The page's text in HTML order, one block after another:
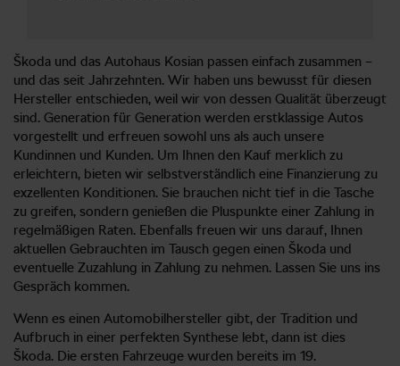
Škoda und das Autohaus Kosian passen einfach zusammen –
und das seit Jahrzehnten. Wir haben uns bewusst für diesen
Hersteller entschieden, weil wir von dessen Qualität überzeugt
sind. Generation für Generation werden erstklassige Autos
vorgestellt und erfreuen sowohl uns als auch unsere
Kundinnen und Kunden. Um Ihnen den Kauf merklich zu
erleichtern, bieten wir selbstverständlich eine Finanzierung zu
exzellenten Konditionen. Sie brauchen nicht tief in die Tasche
zu greifen, sondern genießen die Pluspunkte einer Zahlung in
regelmäßigen Raten. Ebenfalls freuen wir uns darauf, Ihnen
aktuellen Gebrauchten im Tausch gegen einen Škoda und
eventuelle Zuzahlung in Zahlung zu nehmen. Lassen Sie uns ins
Gespräch kommen.
Wenn es einen Automobilhersteller gibt, der Tradition und
Aufbruch in einer perfekten Synthese lebt, dann ist dies
Škoda. Die ersten Fahrzeuge wurden bereits im 19.